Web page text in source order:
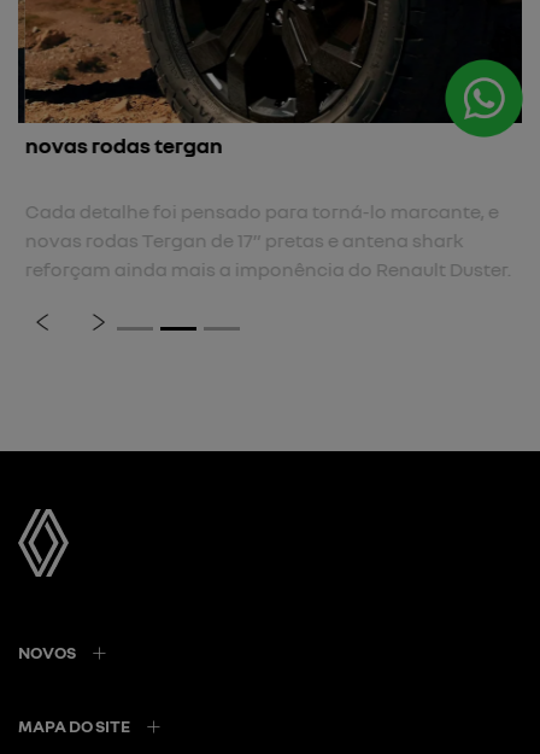
novas rodas tergan
Cada detalhe foi pensado para torná-lo marcante, e
novas rodas Tergan de 17” pretas e antena shark
reforçam ainda mais a imponência do Renault Duster.
previous
NOVOS
MAPA DO SITE